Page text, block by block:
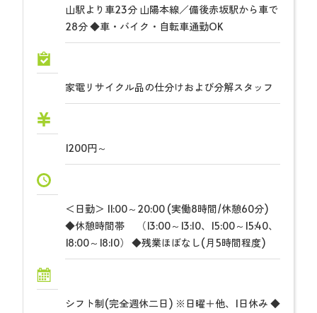
山駅より車23分 山陽本線／備後赤坂駅から車で
28分 ◆車・バイク・自転車通勤OK
家電リサイクル品の仕分けおよび分解スタッフ
1200円～
＜日勤＞ 11:00～20:00 (実働8時間/休憩60分)
◆休憩時間帯 （13:00～13:10、15:00～15:40、
18:00～18:10） ◆残業ほぼなし(月5時間程度)
シフト制(完全週休二日) ※日曜＋他、1日休み ◆